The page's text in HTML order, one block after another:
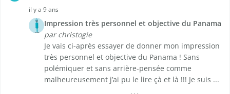
il y a 9 ans
Impression très personnel et objective du Panama
par christogie
Je vais ci-après essayer de donner mon impression
très personnel et objective du Panama ! Sans
polémiquer et sans arrière-pensée comme
malheureusement j’ai pu le lire çà et là !!! Je suis ...